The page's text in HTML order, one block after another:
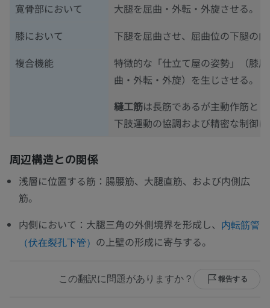
寛骨部において
大腿を屈曲・外転・外旋させる。
膝において
下腿を屈曲させ、屈曲位の下腿の
複合機能
特徴的な「仕立て屋の姿勢」（膝
曲・外転・外旋）を生じさせる。
縫工筋は長筋であるが主動作筋と
下肢運動の協調および精密な制御
周辺構造との関係
浅層に位置する筋：腸腰筋、大腿直筋、および内側広
筋。
内側において：大腿三角の外側境界を形成し、 内転筋管
（伏在裂孔下管） の上壁の形成に寄与する。
この翻訳に問題がありますか？ 報告する